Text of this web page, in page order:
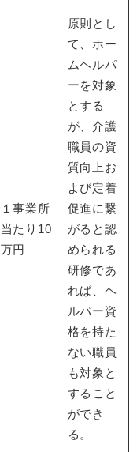
１事業所
当たり10
万円
原則とし
て、ホー
ムヘルパ
ーを対象
とする
が、介護
職員の資
質向上お
よび定着
促進に繋
がると認
められる
研修であ
れば、ヘ
ルパー資
格を持た
ない職員
も対象と
すること
ができ
る。